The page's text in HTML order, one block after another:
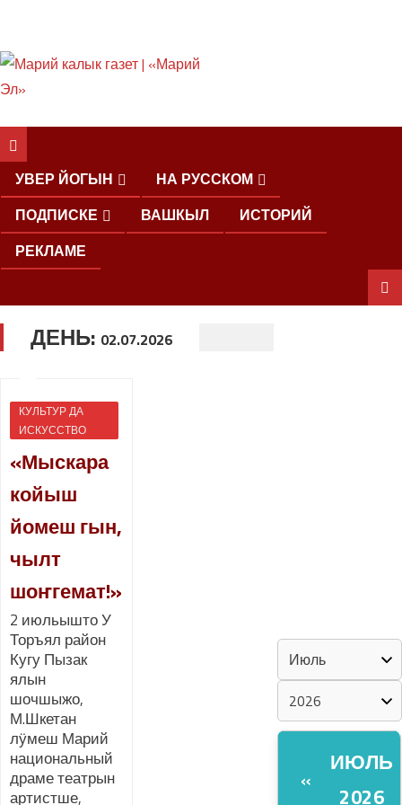
УВЕР ЙОГЫН
НА РУССКОМ
ПОДПИСКЕ
ВАШКЫЛ
ИСТОРИЙ
РЕКЛАМЕ
ДЕНЬ: 02.07.2026
КУЛЬТУР ДА
ИСКУССТВО
«Мыскара
койыш
йомеш гын,
чылт
шоҥгемат!»
2 июльышто У
Торъял район
Кугу Пызак
ялын
шочшыжо,
М.Шкетан
лӱмеш Марий
национальный
драме театрын
артистше,
«
ИЮЛЬ
2026